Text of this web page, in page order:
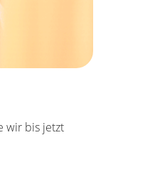
wir bis jetzt